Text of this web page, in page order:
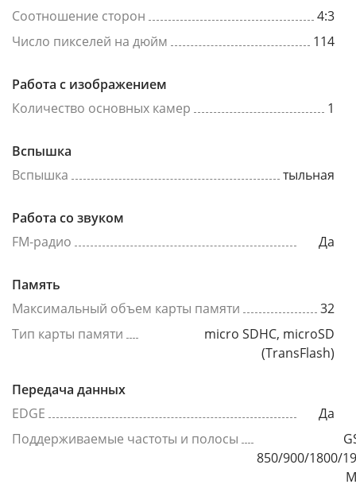
Соотношение сторон
4:3
Число пикселей на дюйм
114
Работа с изображением
Количество основных камер
1
Вспышка
Вспышка
тыльная
Работа со звуком
FM-радио
Да
Память
Максимальный объем карты памяти
32
Тип карты памяти
micro SDHC, microSD
(TransFlash)
Передача данных
EDGE
Да
Поддерживаемые частоты и полосы
850/900/1800/